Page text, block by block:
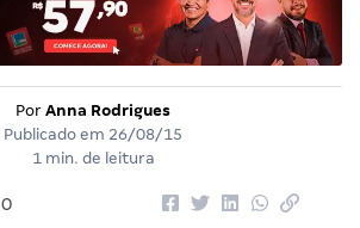
Por Anna Rodrigues
Publicado em 26/08/15
1 min. de leitura
0